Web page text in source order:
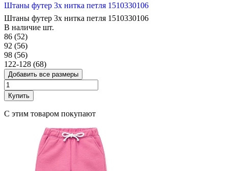
Штаны футер 3х нитка петля 1510330106
Штаны футер 3х нитка петля 1510330106
В наличие шт.
86 (52)
92 (56)
98 (56)
122-128 (68)
Добавить все размеры
Купить
С этим товаром покупают